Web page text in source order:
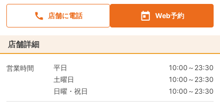
店舗に電話 Web予約
店舗詳細
営業時間 平日
10:00～23:30
土曜日
10:00～23:30
日曜・祝日
10:00～23:30